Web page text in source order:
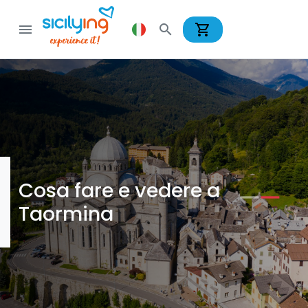
menu search shopping_cart
Cosa fare e vedere a
Taormina